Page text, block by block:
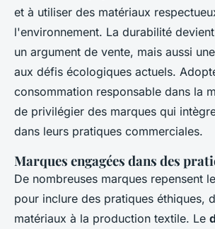
et à utiliser des matériaux
l'environnement. La durabilité
un argument de vente, mais aussi
aux défis écologiques actuels.
consommation responsable dans la
de privilégier des marques qui
dans leurs pratiques commerciales.
Marques engagées dans des
De nombreuses marques repensent
pour inclure des pratiques éthiques,
matériaux à la production textile. Le